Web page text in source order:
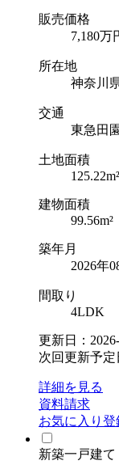
販売価格
7,180万
所在地
神奈川
交通
東急田
土地面積
125.22m²
建物面積
99.56m²
築年月
2026年
間取り
4LDK
更新日：
次回更新予
詳細を見る
資料請求
お気に入り登
新築一戸建て